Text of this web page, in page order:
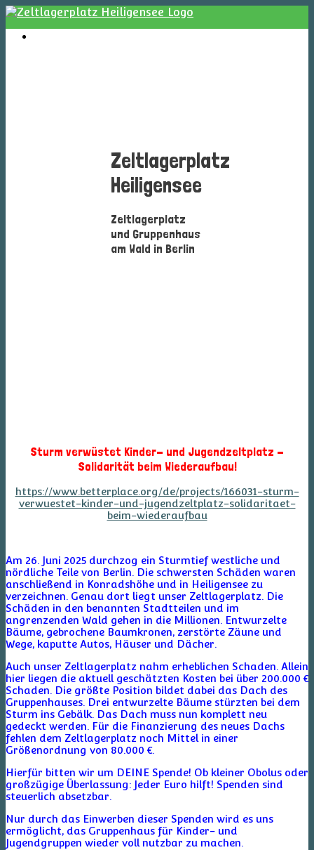
Zeltlagerplatz
Heiligensee
Zeltlagerplatz
und Gruppenhaus
am Wald in Berlin
Sturm verwüstet Kinder- und Jugendzeltplatz -
Solidarität beim Wiederaufbau!
https://www.betterplace.org/de/projects/166031-sturm-
verwuestet-kinder-und-jugendzeltplatz-solidaritaet-
beim-wiederaufbau
Am 26. Juni 2025 durchzog ein Sturmtief westliche und
nördliche Teile von Berlin. Die schwersten Schäden waren
anschließend in Konradshöhe und in Heiligensee zu
verzeichnen. Genau dort liegt unser Zeltlagerplatz. Die
Schäden in den benannten Stadtteilen und im
angrenzenden Wald gehen in die Millionen. Entwurzelte
Bäume, gebrochene Baumkronen, zerstörte Zäune und
Wege, kaputte Autos, Häuser und Dächer.
Auch unser Zeltlagerplatz nahm erheblichen Schaden. Allein
hier liegen die aktuell geschätzten Kosten bei über 200.000 €
Schaden. Die größte Position bildet dabei das Dach des
Gruppenhauses. Drei entwurzelte Bäume stürzten bei dem
Sturm ins Gebälk. Das Dach muss nun komplett neu
gedeckt werden. Für die Finanzierung des neues Dachs
fehlen dem Zeltlagerplatz noch Mittel in einer
Größenordnung von 80.000 €.
Hierfür bitten wir um DEINE Spende! Ob kleiner Obolus oder
großzügige Überlassung: Jeder Euro hilft! Spenden sind
steuerlich absetzbar.
Nur durch das Einwerben dieser Spenden wird es uns
ermöglicht, das Gruppenhaus für Kinder- und
Jugendgruppen wieder voll nutzbar zu machen.